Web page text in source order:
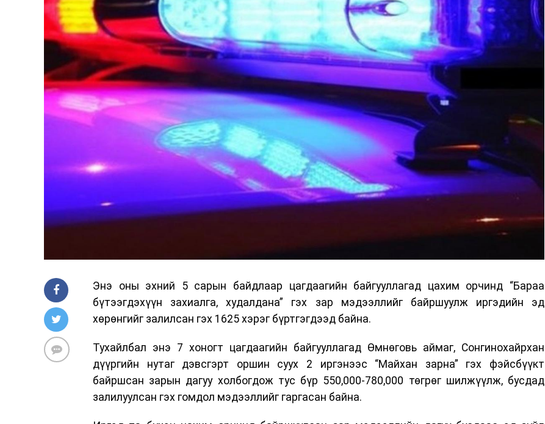
Энэ оны эхний 5 сарын байдлаар цагдаагийн байгууллагад цахим орчинд “Бараа
бүтээгдэхүүн захиалга, худалдана” гэх зар мэдээллийг байршуулж иргэдийн эд
хөрөнгийг залилсан гэх 1625 хэрэг бүртгэгдээд байна.
Тухайлбал энэ 7 хоногт цагдаагийн байгууллагад Өмнөговь аймаг, Сонгинохайрхан
дүүргийн нутаг дэвсгэрт оршин суух 2 иргэнээс “Майхан зарна” гэх фэйсбүүкт
байршсан зарын дагуу холбогдож тус бүр 550,000-780,000 төгрөг шилжүүлж, бусдад
залилуулсан гэх гомдол мэдээллийг гаргасан байна.